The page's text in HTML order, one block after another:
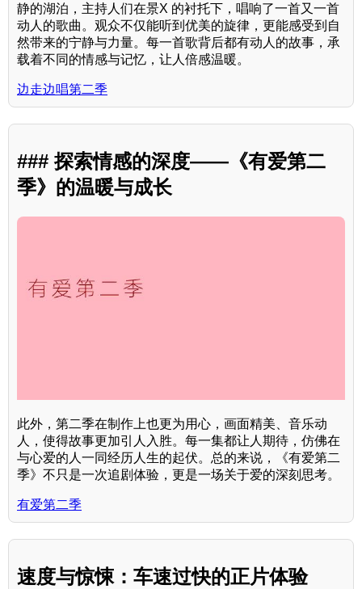
静的湖泊，主持人们在景X 的衬托下，唱响了一首又一首
动人的歌曲。观众不仅能听到优美的旋律，更能感受到自
然带来的宁静与力量。每一首歌背后都有动人的故事，承
载着不同的情感与记忆，让人倍感温暖。
边走边唱第二季
### 探索情感的深度——《有爱第二
季》的温暖与成长
此外，第二季在制作上也更为用心，画面精美、音乐动
人，使得故事更加引人入胜。每一集都让人期待，仿佛在
与心爱的人一同经历人生的起伏。总的来说，《有爱第二
季》不只是一次追剧体验，更是一场关于爱的深刻思考。
有爱第二季
速度与惊悚：车速过快的正片体验